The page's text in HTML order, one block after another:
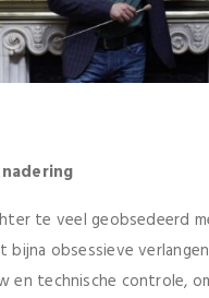
te veel geobsedeerd
bijna obsessieve
technische controle,